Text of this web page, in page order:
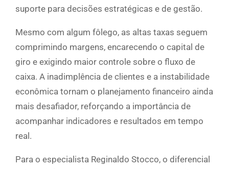
suporte para decisões estratégicas e de gestão.
Mesmo com algum fôlego, as altas taxas seguem
comprimindo margens, encarecendo o capital de
giro e exigindo maior controle sobre o fluxo de
caixa. A inadimplência de clientes e a instabilidade
econômica tornam o planejamento financeiro ainda
mais desafiador, reforçando a importância de
acompanhar indicadores e resultados em tempo
real.
Para o especialista Reginaldo Stocco, o diferencial